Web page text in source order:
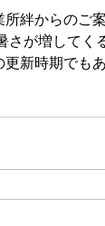
所絆からのご
さが増してく
新時期でも
介護保険負担
負担割合が記